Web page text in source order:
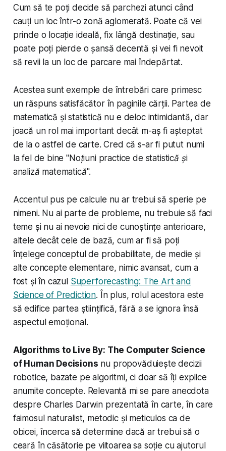
Cum să te poți decide să parchezi atunci când
cauți un loc într-o zonă aglomerată. Poate că vei
prinde o locație ideală, fix lângă destinație, sau
poate poți pierde o șansă decentă și vei fi nevoit
să revii la un loc de parcare mai îndepărtat.
Acestea sunt exemple de întrebări care primesc
un răspuns satisfăcător în paginile cărții. Partea de
matematică și statistică nu e deloc intimidantă, dar
joacă un rol mai important decât m-aș fi așteptat
de la o astfel de carte. Cred că s-ar fi putut numi
la fel de bine "Noțiuni practice de statistică și
analiză matematică".
Accentul pus pe calcule nu ar trebui să sperie pe
nimeni. Nu ai parte de probleme, nu trebuie să faci
teme și nu ai nevoie nici de cunoștințe anterioare,
altele decât cele de bază, cum ar fi să poți
înțelege conceptul de probabilitate, de medie și
alte concepte elementare, nimic avansat, cum a
fost și în cazul Superforecasting: The Art and
Science of Prediction. În plus, rolul acestora este
să edifice partea științifică, fără a se ignora însă
aspectul emoțional.
Algorithms to Live By: The Computer Science
of Human Decisions nu propovăduiește decizii
robotice, bazate pe algoritmi, ci doar să îți explice
anumite concepte. Relevantă mi se pare anecdota
despre Charles Darwin prezentată în carte, în care
faimosul naturalist, metodic și meticulos ca de
obicei, încerca să determine dacă ar trebui să o
ceară în căsătorie pe viitoarea sa soție cu ajutorul